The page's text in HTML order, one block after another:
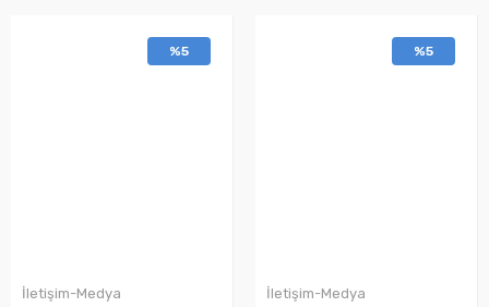
%5
İletişim-Medya
%5
İletişim-Medya